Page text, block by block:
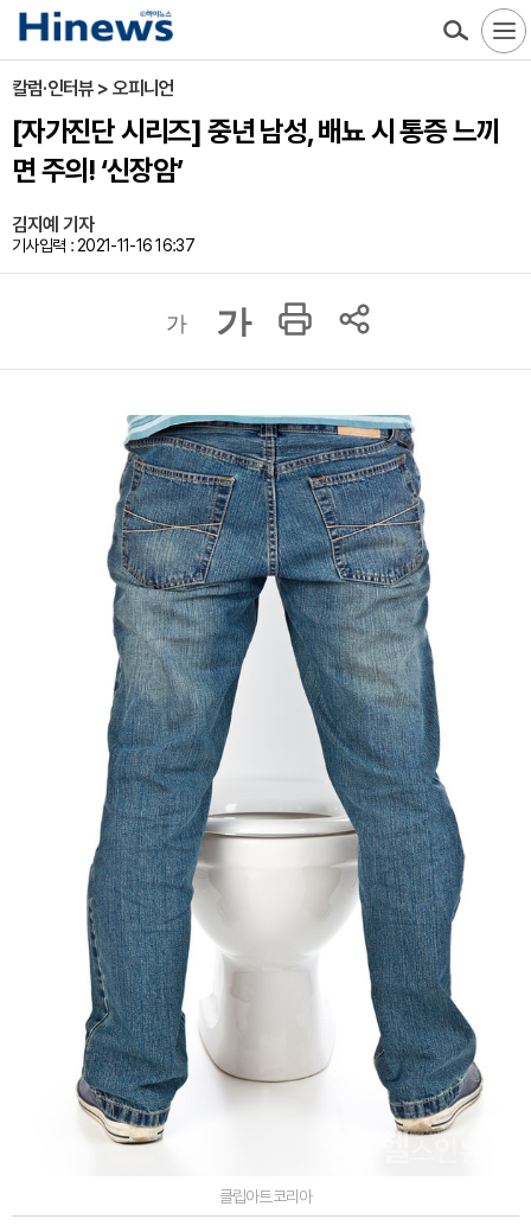
칼럼·인터뷰 > 오피니언
[자가진단 시리즈] 중년 남성, 배뇨 시 통증 느끼
면 주의! ‘신장암’
김지예 기자
기사입력 : 2021-11-16 16:37
가 가
클립아트코리아